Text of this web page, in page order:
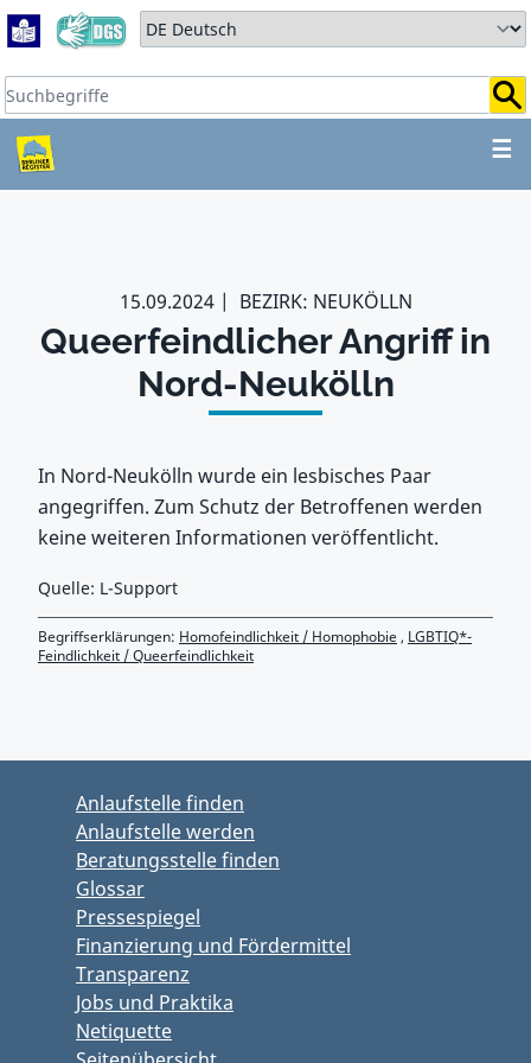
Zum Hauptbereich springen
Zum Hauptmenü springen
Sprache auswählen:
Suchbegriffe:
☰
ZUM HAUPTBEREICH
15.09.2024 BEZIRK: NEUKÖLLN
Queerfeindlicher Angriff in
Nord-Neukölln
In Nord-Neukölln wurde ein lesbisches Paar
angegriffen. Zum Schutz der Betroffenen werden
keine weiteren Informationen veröffentlicht.
Quelle: L-Support
Begriffserklärungen: Homofeindlichkeit / Homophobie, LGBTIQ*-
Feindlichkeit / Queerfeindlichkeit
Anlaufstelle finden
Anlaufstelle werden
Beratungsstelle finden
Glossar
Pressespiegel
Finanzierung und Fördermittel
Transparenz
Jobs und Praktika
Netiquette